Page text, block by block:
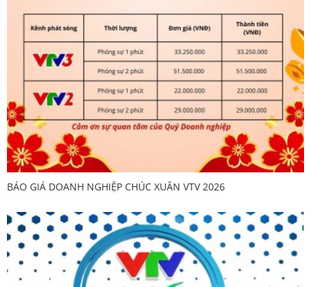
BÁO GIÁ DOANH NGHIỆP CHÚC XUÂN VTV 2026